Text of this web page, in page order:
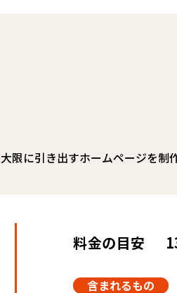
限に引き出すホームページを
料金の目安
含まれるもの